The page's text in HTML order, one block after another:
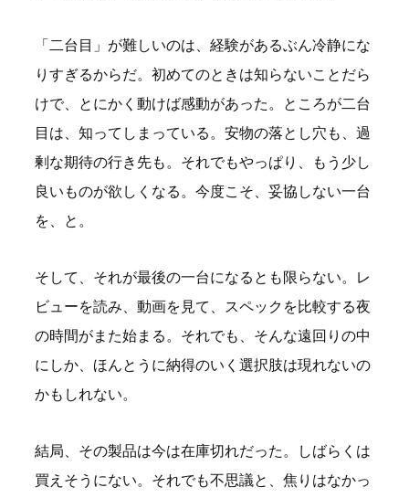
「二台目」が難しいのは、経験があるぶん冷静にな
りすぎるからだ。初めてのときは知らないことだら
けで、とにかく動けば感動があった。ところが二台
目は、知ってしまっている。安物の落とし穴も、過
剰な期待の行き先も。それでもやっぱり、もう少し
良いものが欲しくなる。今度こそ、妥協しない一台
を、と。
そして、それが最後の一台になるとも限らない。レ
ビューを読み、動画を見て、スペックを比較する夜
の時間がまた始まる。それでも、そんな遠回りの中
にしか、ほんとうに納得のいく選択肢は現れないの
かもしれない。
結局、その製品は今は在庫切れだった。しばらくは
買えそうにない。それでも不思議と、焦りはなかっ